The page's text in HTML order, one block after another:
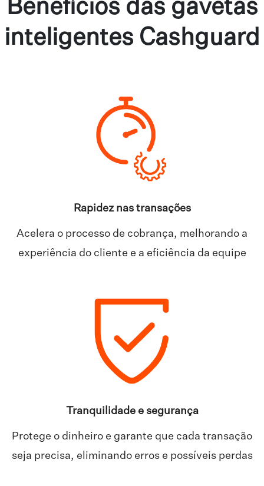
Benefícios das gavetas
inteligentes Cashguard
Rapidez nas transações
Acelera o processo de cobrança, melhorando a
experiência do cliente e a eficiência da equipe
Tranquilidade e segurança
Protege o dinheiro e garante que cada transação
seja precisa, eliminando erros e possíveis perdas